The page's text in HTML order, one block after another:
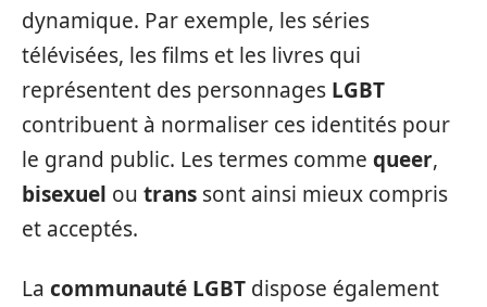
dynamique. Par exemple, les séries
télévisées, les films et les livres qui
représentent des personnages LGBT
contribuent à normaliser ces identités pour
le grand public. Les termes comme queer,
bisexuel ou trans sont ainsi mieux compris
et acceptés.
La communauté LGBT dispose également